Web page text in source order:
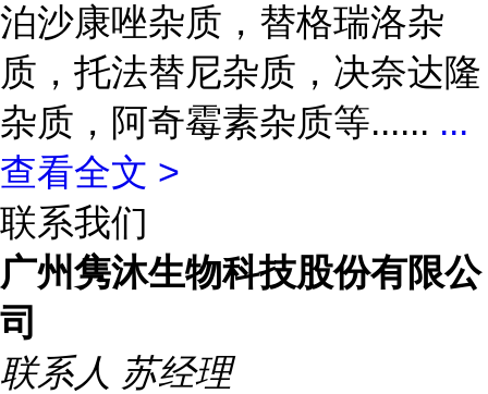
泊沙康唑杂质，替格瑞洛杂
质，托法替尼杂质，决奈达隆
杂质，阿奇霉素杂质等...... ...
查看全文 >
联系我们
广州隽沐生物科技股份有限公
司
联系人 苏经理